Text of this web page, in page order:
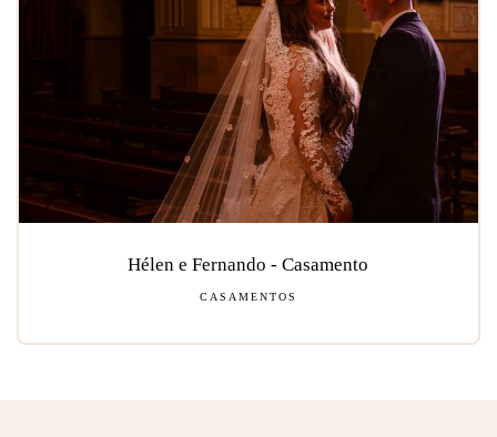
Hélen e Fernando - Casamento
CASAMENTOS